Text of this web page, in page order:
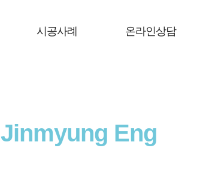
시공사례 온라인상담
Jinmyung Eng